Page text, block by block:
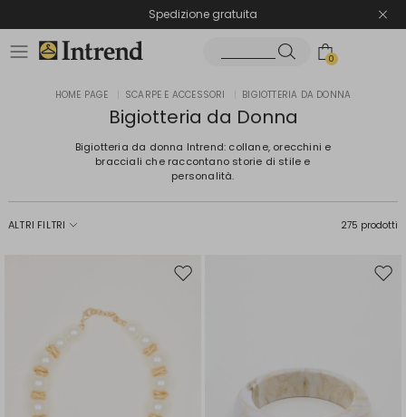
Spedizione gratuita
Reso facile e veloce
0
HOME PAGE SCARPE E ACCESSORI BIGIOTTERIA DA DONNA
Bigiotteria da Donna
Bigiotteria da donna Intrend: collane, orecchini e
bracciali che raccontano storie di stile e
personalità.
ALTRI FILTRI 275 prodotti
Sposta